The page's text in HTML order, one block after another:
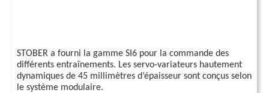
STOBER a fourni la gamme SI6 pour la commande des
différents entraînements. Les servo-variateurs hautement
dynamiques de 45 millimètres d’épaisseur sont conçus selon
le système modulaire.